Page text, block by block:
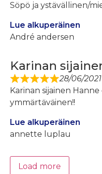
Söpö ja ystävällinen/
Lue alkuperäinen
André andersen
Karinan
28/06/2021
Karinan sijainen
ymmärtäväinen!!
Lue alkuperäinen
annette luplau
Load more